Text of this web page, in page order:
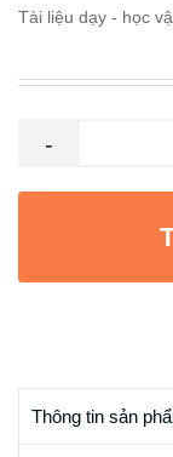
Tài liệu dạy - học
-
Thông tin sản